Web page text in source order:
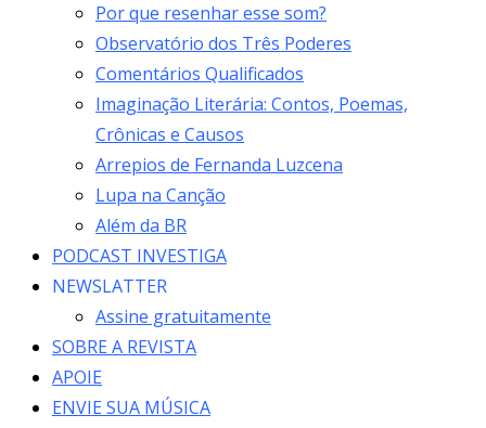
Por que resenhar esse som?
Observatório dos Três Poderes
Comentários Qualificados
Imaginação Literária: Contos, Poemas,
Crônicas e Causos
Arrepios de Fernanda Luzcena
Lupa na Canção
Além da BR
PODCAST INVESTIGA
NEWSLATTER
Assine gratuitamente
SOBRE A REVISTA
APOIE
ENVIE SUA MÚSICA